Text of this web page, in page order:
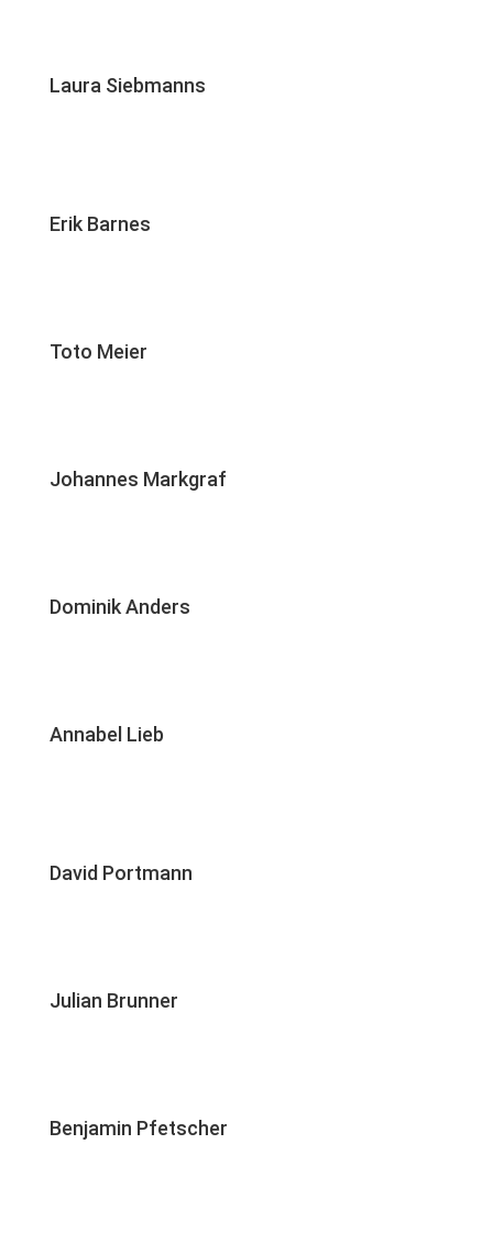
Laura Siebmanns
Erik Barnes
Toto Meier
Johannes Markgraf
Dominik Anders
Annabel Lieb
David Portmann
Julian Brunner
Benjamin Pfetscher